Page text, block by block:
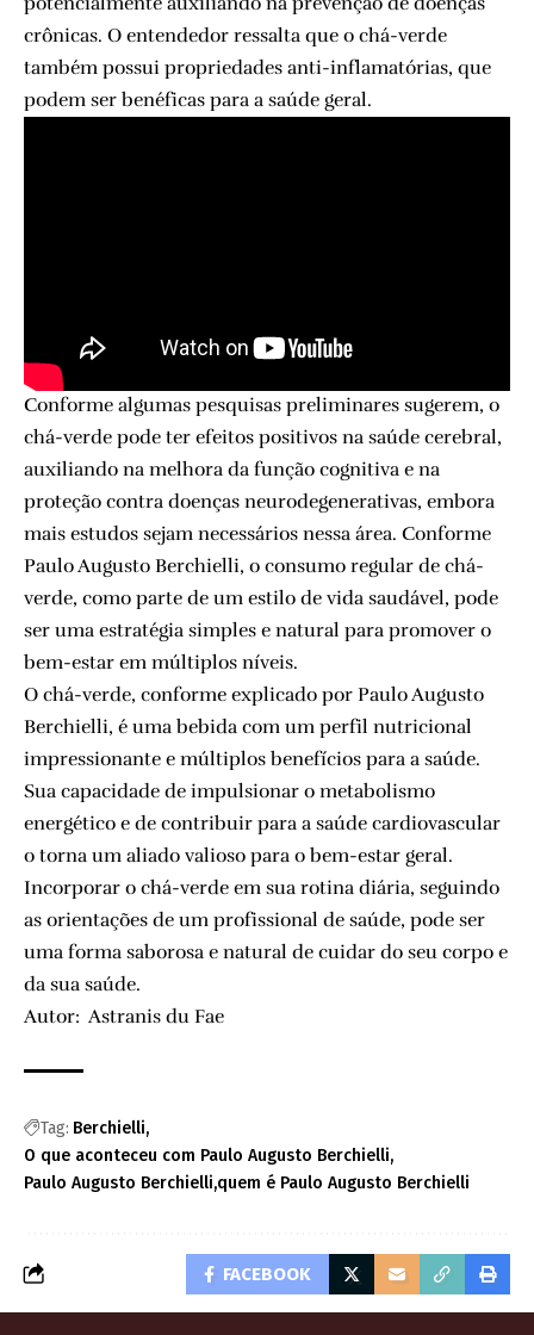
crônicas. O entendedor ressalta que o chá-verde
também possui propriedades anti-inflamatórias, que
podem ser benéficas para a saúde geral.
Conforme algumas pesquisas preliminares sugerem, o
chá-verde pode ter efeitos positivos na saúde cerebral,
auxiliando na melhora da função cognitiva e na
proteção contra doenças neurodegenerativas, embora
mais estudos sejam necessários nessa área. Conforme
Paulo Augusto Berchielli, o consumo regular de chá-
verde, como parte de um estilo de vida saudável, pode
ser uma estratégia simples e natural para promover o
bem-estar em múltiplos níveis.
O chá-verde, conforme explicado por Paulo Augusto
Berchielli, é uma bebida com um perfil nutricional
impressionante e múltiplos benefícios para a saúde.
Sua capacidade de impulsionar o metabolismo
energético e de contribuir para a saúde cardiovascular
o torna um aliado valioso para o bem-estar geral.
Incorporar o chá-verde em sua rotina diária, seguindo
as orientações de um profissional de saúde, pode ser
uma forma saborosa e natural de cuidar do seu corpo e
da sua saúde.
Autor: Astranis du Fae
Tag: Berchielli
O que aconteceu com Paulo Augusto Berchielli
Paulo Augusto Berchielli quem é Paulo Augusto Berchielli
FACEBOOK